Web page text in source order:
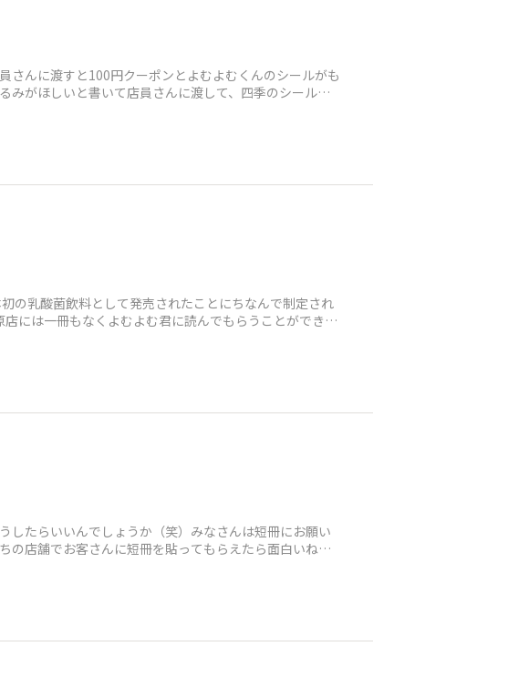
さんに渡すと100円クーポンとよむよむくんのシールがも
みがほしいと書いて店員さんに渡して、四季のシールで
の乳酸菌飲料として発売されたことにちなんで制定され
には一冊もなくよむよむ君に読んでもらうことができま
したらいいんでしょうか（笑）みなさんは短冊にお願い
の店舗でお客さんに短冊を貼ってもらえたら面白いね〜